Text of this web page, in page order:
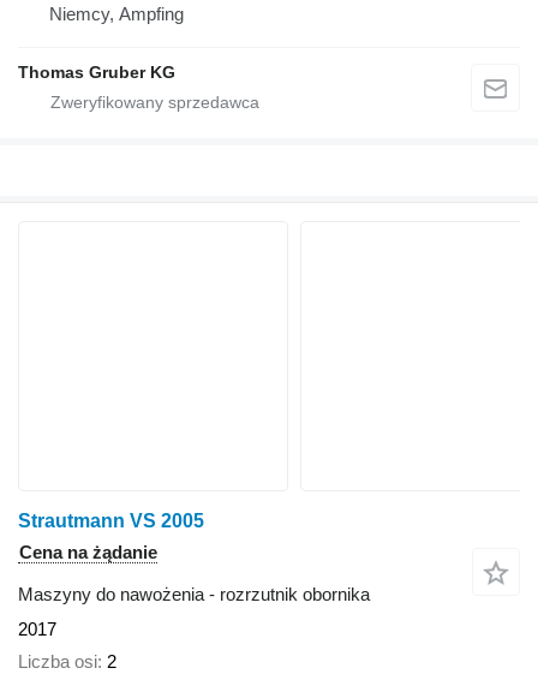
Niemcy, Ampfing
Thomas Gruber KG
Strautmann VS 2005
Cena na żądanie
Maszyny do nawożenia - rozrzutnik obornika
2017
Liczba osi 2